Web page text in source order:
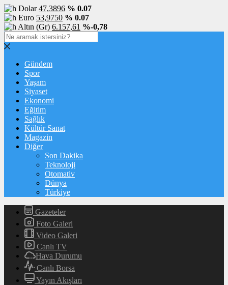
Dolar47,3896 % 0.07
Euro 53,9750 % 0.07
Altın (Gr) 6.157,61 %-0,78
Gündem
Spor
Yaşam
Siyaset
Ekonomi
Eğitim
Sağlık
Kültür Sanat
Magazin
Diğer
Son Dakika
Teknoloji
Otomativ
Dünya
Türkiye
Gazeteler
Foto Galeri
Video Galeri
Canlı TV
Hava Durumu
Canlı Borsa
Yayın Akışları